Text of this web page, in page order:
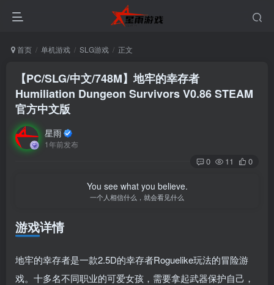
首页 单机游戏 SLG游戏 正文
【PC/SLG/中文/748M】地牢的幸存者
Humiliation Dungeon Survivors V0.86 STEAM
官方中文版
星雨
1年前发布
0 11 0
You see what you believe.
一个人相信什么，就会看见什么
游戏详情
地牢的幸存者是一款2.5D的幸存者Roguelike玩法的冒险游
戏。十多名不同职业的可爱女孩，需要拿起武器保护自己，